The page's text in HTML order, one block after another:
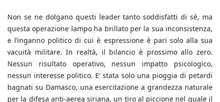
Non se ne dolgano questi leader tanto soddisfatti di sé, ma
questa operazione lampo ha brillato per la sua inconsistenza,
e l’inganno politico di cui è espressione è pari solo alla sua
vacuità militare. In realtà, il bilancio è prossimo allo zero.
Nessun risultato operativo, nessun impatto psicologico,
nessun interesse politico. E’ stata solo una pioggia di petardi
bagnati su Damasco, una esercitazione a grandezza naturale
per la difesa anti-aerea siriana, un tiro al piccione nel quale il